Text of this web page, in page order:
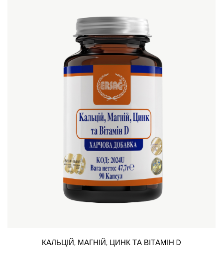
КАЛЬЦІЙ, МАГНІЙ, ЦИНК ТА ВІТАМІН D